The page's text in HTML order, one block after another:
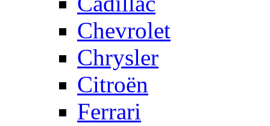
Chevrolet
Chrysler
Citroën
Ferrari